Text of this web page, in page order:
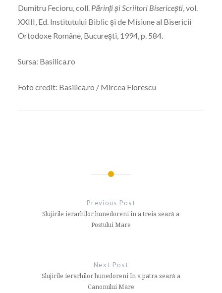
Dumitru Fecioru, coll. Părinți și Scriitori Bisericești, vol.
XXIII, Ed. Institutului Biblic și de Misiune al Bisericii
Ortodoxe Române, București, 1994, p. 584.
Sursa: Basilica.ro
Foto credit: Basilica.ro / Mircea Florescu
articole
Previous Post
Slujirile ierarhilor hunedoreni în a treia seară a
Postului Mare
Next Post
Slujirile ierarhilor hunedoreni în a patra seară a
Canonului Mare